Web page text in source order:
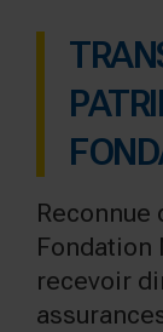
Reconnue
Fondation
recevoir